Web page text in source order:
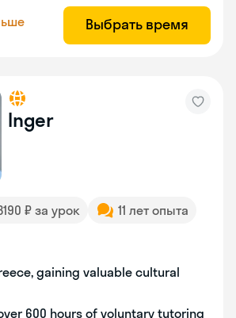
Выбрать время
Inger
₽ за урок
11 лет опыта
gaining valuable cultural
600 hours of voluntary tutoring